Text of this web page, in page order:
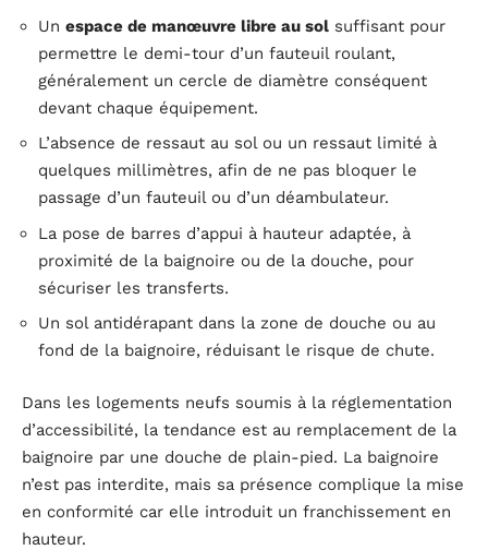
Un espace de manœuvre libre au sol suffisant pour
permettre le demi-tour d’un fauteuil roulant,
généralement un cercle de diamètre conséquent
devant chaque équipement.
L’absence de ressaut au sol ou un ressaut limité à
quelques millimètres, afin de ne pas bloquer le
passage d’un fauteuil ou d’un déambulateur.
La pose de barres d’appui à hauteur adaptée, à
proximité de la baignoire ou de la douche, pour
sécuriser les transferts.
Un sol antidérapant dans la zone de douche ou au
fond de la baignoire, réduisant le risque de chute.
Dans les logements neufs soumis à la réglementation
d’accessibilité, la tendance est au remplacement de la
baignoire par une douche de plain-pied. La baignoire
n’est pas interdite, mais sa présence complique la mise
en conformité car elle introduit un franchissement en
hauteur.